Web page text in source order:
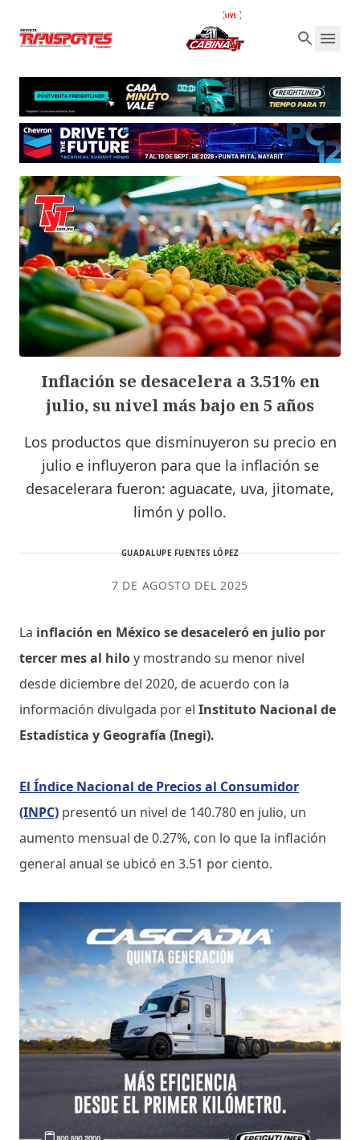
Inflación se desacelera a 3.51% en
julio, su nivel más bajo en 5 años
Los productos que disminuyeron su precio en
julio e influyeron para que la inflación se
desacelerara fueron: aguacate, uva, jitomate,
limón y pollo.
GUADALUPE FUENTES LÓPEZ
7 DE AGOSTO DEL 2025
La inflación en México se desaceleró en julio por
tercer mes al hiloy mostrando su menor nivel
desde diciembre del 2020, de acuerdo con la
información divulgada por el Instituto Nacional de
Estadística y Geografía (Inegi).
El Índice Nacional de Precios al Consumidor
(INPC) presentó un nivel de 140.780 en julio, un
aumento mensual de 0.27%, con lo que la inflación
general anual se ubicó en 3.51 por ciento.